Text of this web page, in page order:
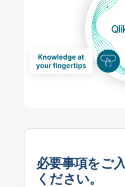
必要事項をご
ください。